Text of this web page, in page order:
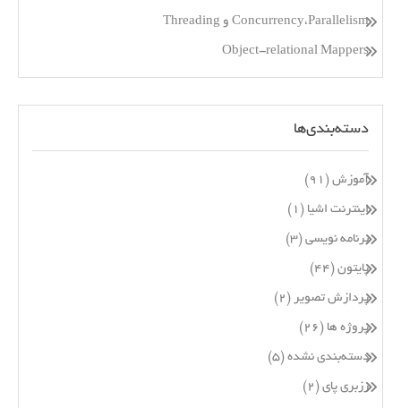
Concurrency،Parallelism و Threading
Object-relational Mappers
دسته‌بندی‌ها
آموزش (۹۱)
اینترنت اشیا (۱)
برنامه نویسی (۳)
پایتون (۴۴)
پردازش تصویر (۲)
پروژه ها (۲۶)
دسته‌بندی نشده (۵)
رزبری پای (۲)